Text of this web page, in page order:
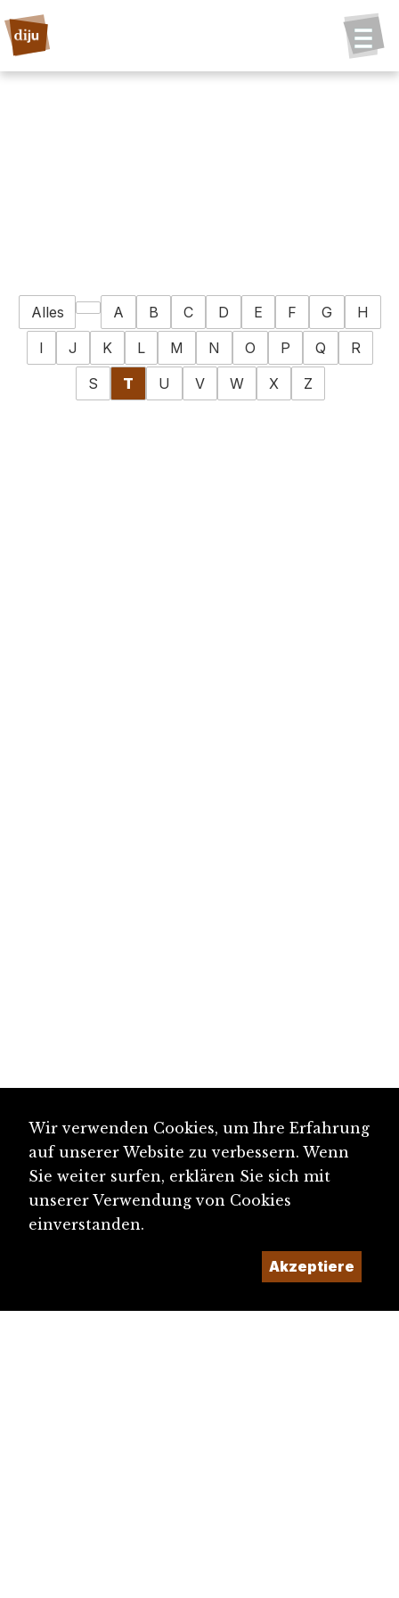
Alles A B C D E F G
H
I
J K L M N O P Q
R
S
T U V W X Z
Wir verwenden Cookies, um Ihre Erfahrung
auf unserer Website zu verbessern. Wenn
Sie weiter surfen, erklären Sie sich mit
unserer Verwendung von Cookies
einverstanden.
Akzeptiere